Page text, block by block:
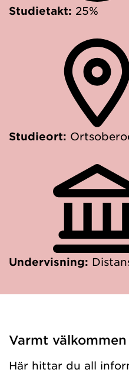
Studietakt: 25%
Studieort:
Undervisning:
Varmt
Här hittar du all